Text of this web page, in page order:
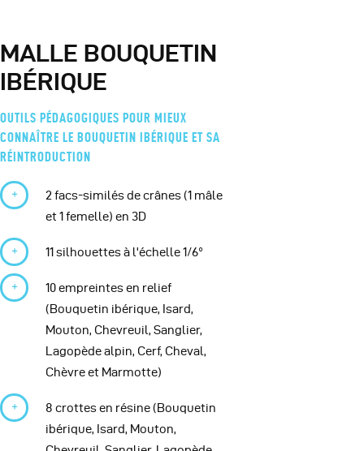
MALLE BOUQUETIN
IBÉRIQUE
OUTILS PÉDAGOGIQUES POUR MIEUX
CONNAÎTRE LE BOUQUETIN IBÉRIQUE ET SA
RÉINTRODUCTION
2 facs-similés de crânes (1 mâle
et 1 femelle) en 3D
11 silhouettes à l'échelle 1/6°
10 empreintes en relief
(Bouquetin ibérique, Isard,
Mouton, Chevreuil, Sanglier,
Lagopède alpin, Cerf, Cheval,
Chèvre et Marmotte)
8 crottes en résine (Bouquetin
ibérique, Isard, Mouton,